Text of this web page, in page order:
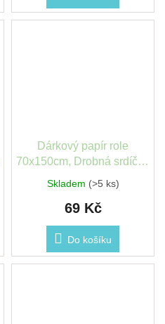
Dárkový papír role
70x150cm, Drobná srdíčka
a kresba
Skladem (>5 ks)
69 Kč
Do košíku